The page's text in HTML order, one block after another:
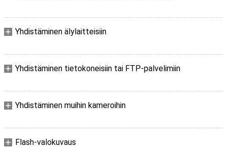
Yhdistäminen älylaitteisiin
Yhdistäminen tietokoneisiin tai FTP-palvelimiin
Yhdistäminen muihin kameroihin
Flash-valokuvaus